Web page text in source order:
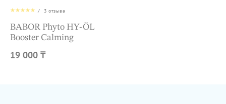
/ 3 отзыва
BABOR Phyto HY-ÖL
Booster Calming
19 000 ₸